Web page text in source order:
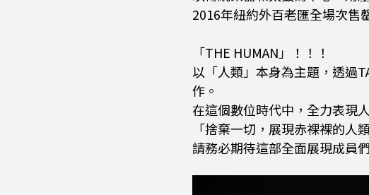
2016年紐約外百老匯全場次售
「THE HUMAN」！！！
以「人類」本身為主題，透過
作。
在這個數位時代中，全力表現
「捨棄一切，展現赤裸裸的人
請務必期待這部全面展現成員